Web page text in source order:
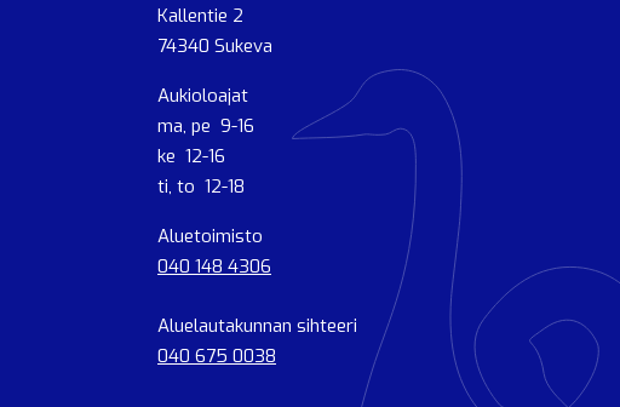
Kallentie 2
74340 Sukeva
Aukioloajat
ma, pe 9-16
ke 12-16
ti, to 12-18
Aluetoimisto
040 148 4306
Aluelautakunnan sihteeri
040 675 0038